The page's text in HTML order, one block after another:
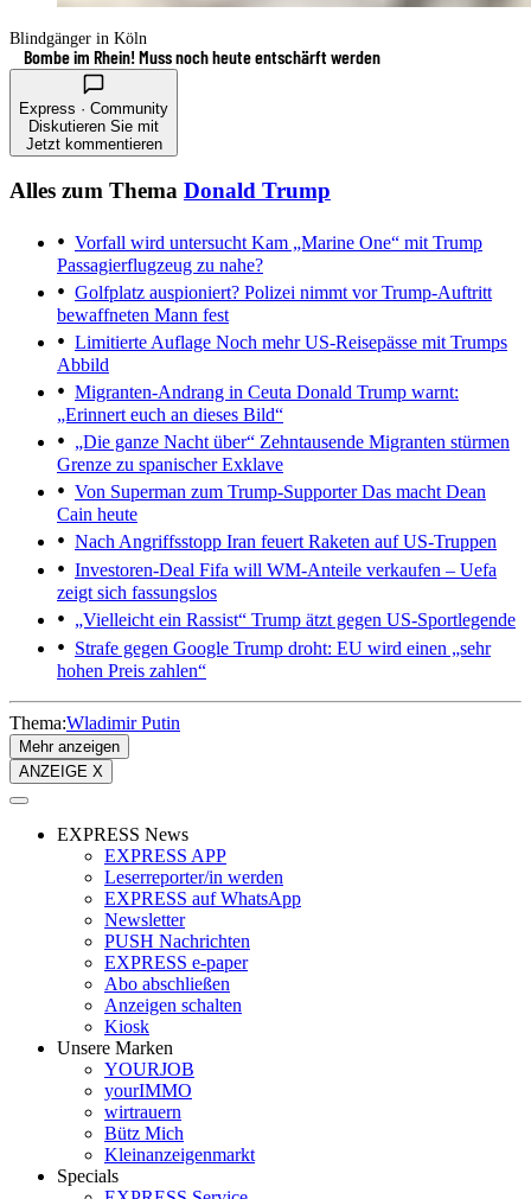
Blindgänger in Köln
Bombe im Rhein! Muss noch heute entschärft werden
Express · Community
Diskutieren Sie mit
Jetzt kommentieren
Alles zum Thema Donald Trump
Vorfall wird untersucht Kam „Marine One“ mit Trump
Passagierflugzeug zu nahe?
Golfplatz auspioniert? Polizei nimmt vor Trump-Auftritt
bewaffneten Mann fest
Limitierte Auflage Noch mehr US-Reisepässe mit Trumps
Abbild
Migranten-Andrang in Ceuta Donald Trump warnt:
„Erinnert euch an dieses Bild“
„Die ganze Nacht über“ Zehntausende Migranten stürmen
Grenze zu spanischer Exklave
Von Superman zum Trump-SupporterDas macht Dean
Cain heute
Nach Angriffsstopp Iran feuert Raketen auf US-Truppen
Investoren-Deal Fifa will WM-Anteile verkaufen – Uefa
zeigt sich fassungslos
„Vielleicht ein Rassist“ Trump ätzt gegen US-Sportlegende
Strafe gegen Google Trump droht: EU wird einen „sehr
hohen Preis zahlen“
Thema:Wladimir Putin
Mehr anzeigen
ANZEIGE X
EXPRESS News
EXPRESS APP
Leserreporter/in werden
EXPRESS auf WhatsApp
Newsletter
PUSH Nachrichten
EXPRESS e-paper
Abo abschließen
Anzeigen schalten
Kiosk
Unsere Marken
YOURJOB
yourIMMO
wirtrauern
Bütz Mich
Kleinanzeigenmarkt
Specials